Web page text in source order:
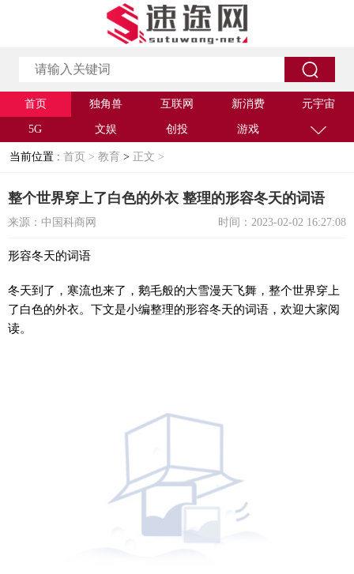
首页 独角兽 互联网 新消费 元宇宙
5G 文娱 创投 游戏
当前位置 : 首页 > 教育 > 正文 >
整个世界穿上了白色的外衣 整理的形容冬天的词语
来源：中国科商网 时间：2023-02-02 16:27:08
形容冬天的词语
冬天到了，寒流也来了，鹅毛般的大雪漫天飞舞，整个世界穿上
了白色的外衣。下文是小编整理的形容冬天的词语，欢迎大家阅
读。